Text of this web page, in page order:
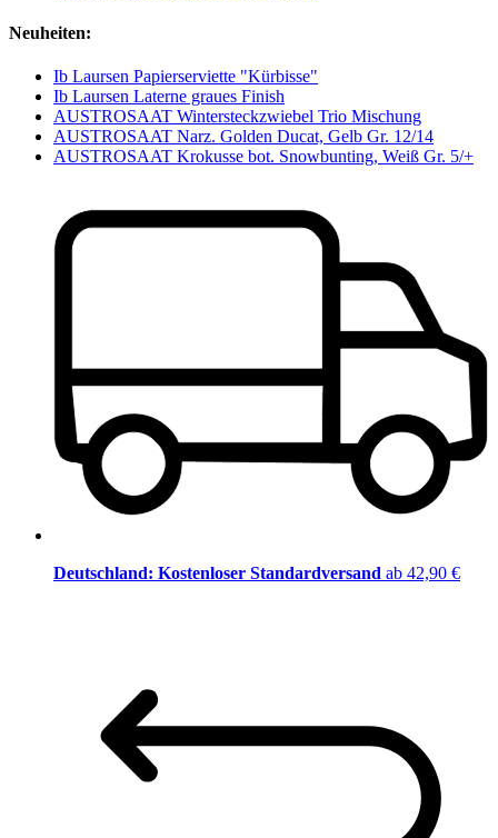
Neuheiten:
Ib Laursen Papierserviette "Kürbisse"
Ib Laursen Laterne graues Finish
AUSTROSAAT Wintersteckzwiebel Trio Mischung
AUSTROSAAT Narz. Golden Ducat, Gelb Gr. 12/14
AUSTROSAAT Krokusse bot. Snowbunting, Weiß Gr. 5/+
Deutschland: Kostenloser Standardversand ab 42,90 €